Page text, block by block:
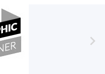
